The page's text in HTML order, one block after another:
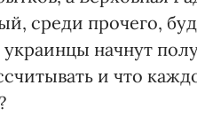
среди прочего,
начнут
и что